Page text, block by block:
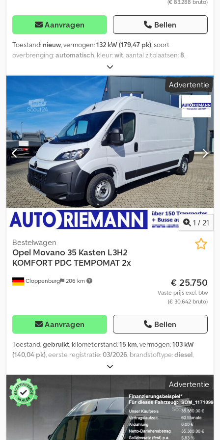
(€ 83.288 bruto)
Aanvragen Bellen
Toestand: nieuw, vermogen:132 kW (179,47 pk), soort
overbrenging:automatisch, kleur:wit, aantal zitplaatsen:8,
ABS, airconditioning, elektronisch
stabiliteitsprogramma (ESP), roetfilter, standkachel, Opel
Movano Bürgerbus met lage instap Bestelvoertuig /
Basisvoertuigen beschikbaar. Winnaar van de duurzaamheidsprijs
2026 van Busplaner. Lengte 5996 mm (L3) of op aanvraag L4 (6336
mm) Hoogte 2002 mm (H2) Toegestane totaalgewicht 3500 kg
Lage instap met rolstoelhelling Dubbelbrede elektrische
passagiersdeur 8 zitplaatsen Rolstoelplaats Rollatorplaats
Convectieverwarming in passagiersruimte USB bij elke zitrij
Stopknoppen Voorbereiding voor routeaanduiding en TFT-
monitor Dakluik Airconditioning in passagiersruimte Cedpfozfdy
Aex Alajrf Betaaltafel in plaats van originele bijrijdersstoel Netto-
export mogelijk. Wensbestelling op Opel, Fiat, Peugeot of Citröen
mogelijk vanaf €69.990,00, ook beschikbaar in 5996 mm-
uitvoering. Duits voertuig / Duitse levering.
Advertentie
1 / 21
Cloppenburg 206 km
Bestelwagen
Opel Movano 35 Kasten L3H2
KOMFORT PDC TEMPOMAT 2x
€ 25.750
Vaste prijs excl. btw
(€ 30.642 bruto)
Aanvragen Bellen
Toestand:gebruikt, kilometerstand:15 km, vermogen:103 kW
(140,04 pk), eerste registratie:03/2026, brandstoftype:diesel,
, maximaal laadgewicht:
totaalgewicht:3.500 kg, wielbasis:4.035 mm, volgende keuring
(TÜV):03/2028
, aantal zitplaatsen:
3, laadruimte inhoud: , laadruimte lengte:3.630 mm
laadruimtebreedte:
1.790 mm , laadruimtehoogte:1.930 mm,
2.524 mm, werkbreedte:2.050 mm, Uitrusting:ABS,
airbag, airconditioning, boordcomputer, centrale
vergrendeling, cruise control, elektronisch
Advertentie